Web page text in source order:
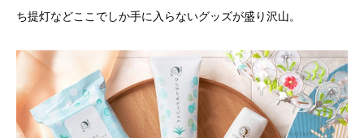
ち提灯などここでしか手に入らないグッズが盛り沢山。